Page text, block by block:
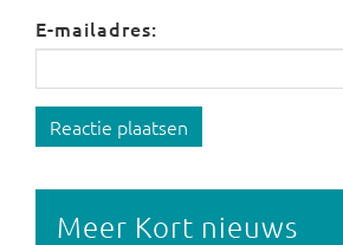
E-mailadres:
Reactie plaatsen
Meer Kort nieuws